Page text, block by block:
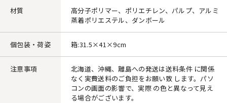
材質
高分子ポリマー、ポリエチレン、パルプ、アルミ
蒸着ポリエステル、ダンボール
個包装・荷姿 箱:31.5×41×9cm
注意事項
北海道、沖縄、離島への発送は送料条件 に関係
なく実費送料のご負担をお願い致 します。パソ
コンの画面の影響で、実際 の色と異なって見え
る場合がございます。